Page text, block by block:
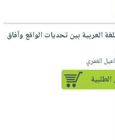
العربية بين تحديات الواقع وآفاق
الغمري